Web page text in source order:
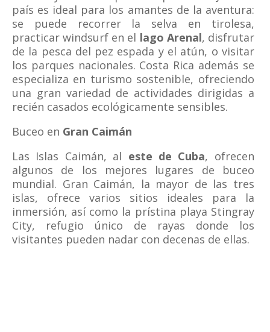
país es ideal para los amantes de la aventura:
se puede recorrer la selva en tirolesa,
practicar windsurf en el lago Arenal, disfrutar
de la pesca del pez espada y el atún, o visitar
los parques nacionales. Costa Rica además se
especializa en turismo sostenible, ofreciendo
una gran variedad de actividades dirigidas a
recién casados ecológicamente sensibles.
Buceo en Gran Caimán
Las Islas Caimán, al este de Cuba, ofrecen
algunos de los mejores lugares de buceo
mundial. Gran Caimán, la mayor de las tres
islas, ofrece varios sitios ideales para la
inmersión, así como la prístina playa Stingray
City, refugio único de rayas donde los
visitantes pueden nadar con decenas de ellas.